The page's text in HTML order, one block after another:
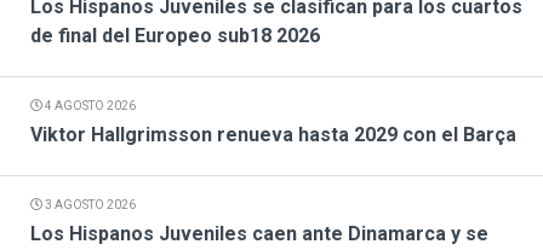
Los Hispanos Juveniles se clasifican para los cuartos
de final del Europeo sub18 2026
4 AGOSTO 2026
Viktor Hallgrimsson renueva hasta 2029 con el Barça
3 AGOSTO 2026
Los Hispanos Juveniles caen ante Dinamarca y se